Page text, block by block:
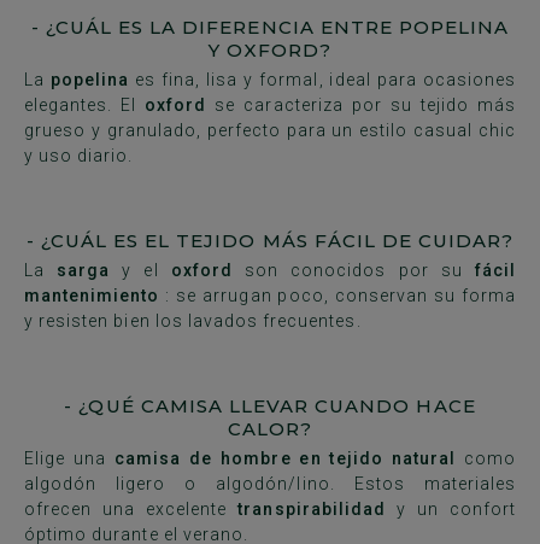
- ¿CUÁL ES LA DIFERENCIA ENTRE POPELINA
Y OXFORD?
La popelina es fina, lisa y formal, ideal para ocasiones
elegantes. El oxford
se caracteriza por su tejido más
grueso y granulado, perfecto para un estilo casual chic
y uso diario.
- ¿CUÁL ES EL TEJIDO MÁS FÁCIL DE CUIDAR?
La sarga y el oxford son conocidos por su fácil
mantenimiento : se arrugan poco, conservan su forma
y resisten bien los lavados frecuentes.
- ¿QUÉ CAMISA LLEVAR CUANDO HACE
CALOR?
Elige una camisa de hombre en tejido natural
como
algodón ligero o algodón/lino.
Estos materiales
ofrecen una excelentetranspirabilidad
y un confort
óptimo durante el verano.